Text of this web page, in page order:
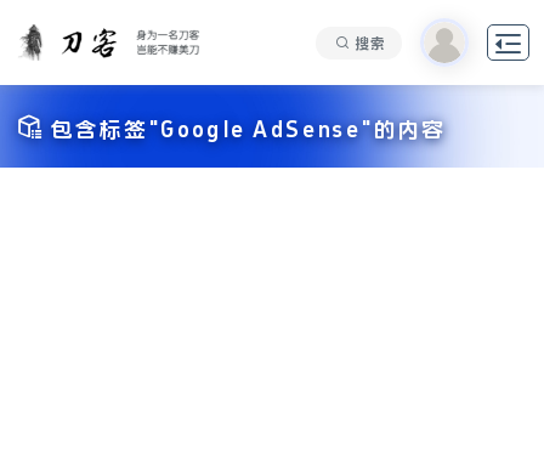
搜索 
 包含标签"Google AdSense"的内容